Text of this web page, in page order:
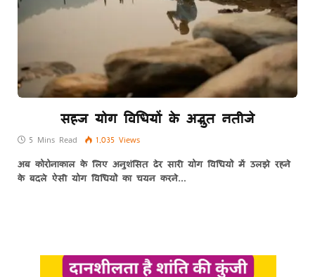
सहज योग विधियों के अद्भुत नतीजे
5 Mins Read 1,035 Views
अब कोरोनाकाल के लिए अनुशंसित ढेर सारी योग विधियों में उलझे रहने
के बदले ऐसी योग विधियों का चयन करने…